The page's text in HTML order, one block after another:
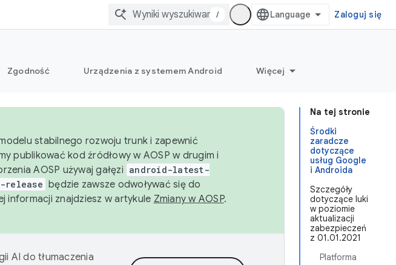
/ Zaloguj się
Zgodność Urządzenia z systemem Android Więcej
Na tej stronie
Środki
zaradcze
dotyczące
usług Google
i Androida
Szczegóły
dotyczące luki
w poziomie
aktualizacji
zabezpieczeń
z 01.01.2021
Platforma
stabilnego rozwoju trunk i zapewnić
publikować kod źródłowy w AOSP w drugim i
AOSP używaj gałęzi android-latest-
release będzie zawsze odwoływać się do
informacji znajdziesz w artykule Zmiany w AOSP.
AI do tłumaczenia